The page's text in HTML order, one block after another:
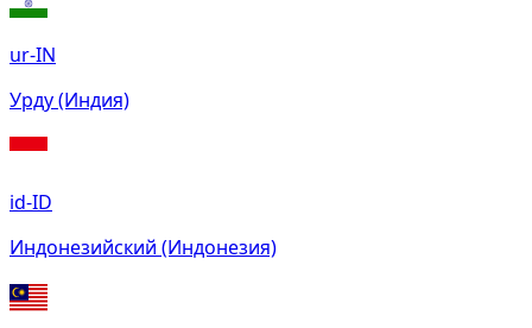
ur-IN
Урду (Индия)
id-ID
Индонезийский (Индонезия)